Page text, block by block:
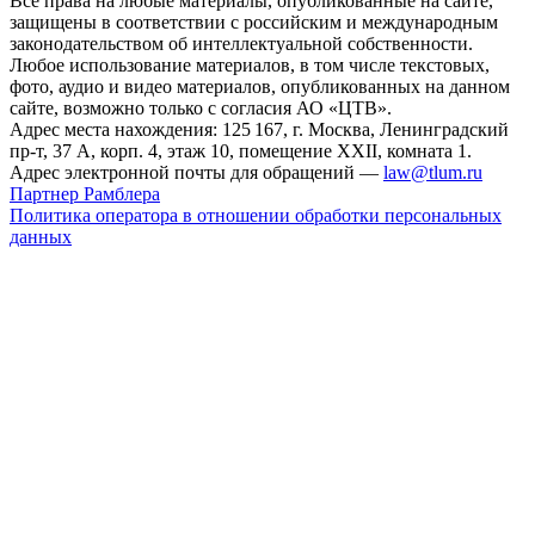
защищены в соответствии с российским и международным
законодательством об интеллектуальной собственности.
Любое использование материалов, в том числе текстовых,
фото, аудио и видео материалов, опубликованных на данном
сайте, возможно только с согласия АО «ЦТВ».
Адрес места нахождения: 125 167, г. Москва, Ленинградский
пр-т, 37 А, корп. 4, этаж 10, помещение XXII, комната 1.
Адрес электронной почты для обращений — law@tlum.ru
Партнер Рамблера
Политика оператора в отношении обработки персональных
данных